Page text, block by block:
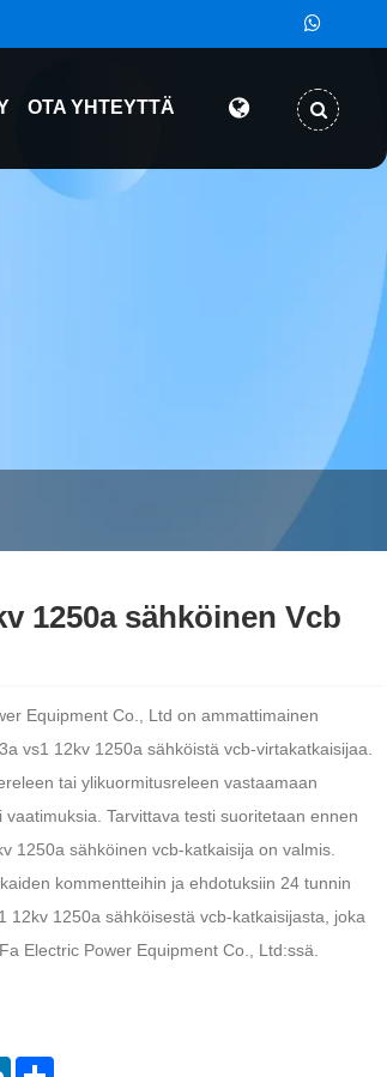
OTA YHTEYTTÄ
1250a sähköinen Vcb
Equipment Co., Ltd on ammattimainen
vs1 12kv 1250a sähköistä vcb-virtakatkaisijaa.
tai ylikuormitusreleen vastaamaan
Tarvittava testi suoritetaan ennen
1250a sähköinen vcb-katkaisija on valmis.
kommentteihin ja ehdotuksiin 24 tunnin
12kv 1250a sähköisestä vcb-katkaisijasta, joka
Electric Power Equipment Co., Ltd:ssä.
LinkedInShare